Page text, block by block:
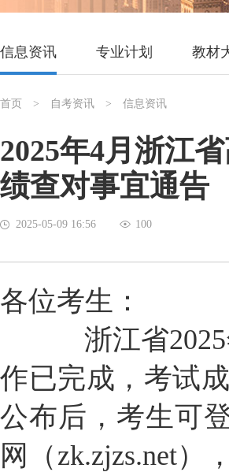
信息资讯 专业计划 教材
首页 > 自考资讯 > 信息资讯
2025年4月浙江
绩查对事宜通告
2025-05-09 16:56 100
各位考生：
浙江省2025
作已完成，考试
公布后，考生可
网（zk.zjzs.net）